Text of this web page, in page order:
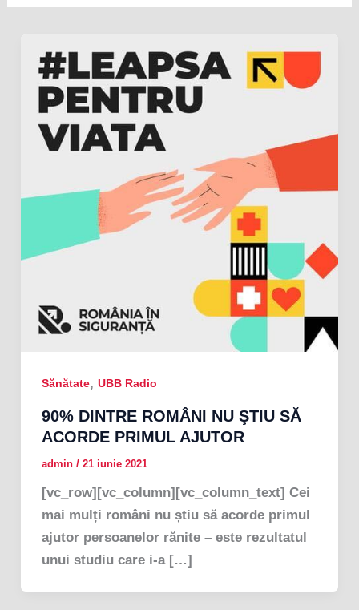
Sănătate, UBB Radio
90% DINTRE ROMÂNI NU ŞTIU SĂ
ACORDE PRIMUL AJUTOR
admin / 21 iunie 2021
[vc_row][vc_column][vc_column_text] Cei
mai mulți români nu știu să acorde primul
ajutor persoanelor rănite – este rezultatul
unui studiu care i-a […]